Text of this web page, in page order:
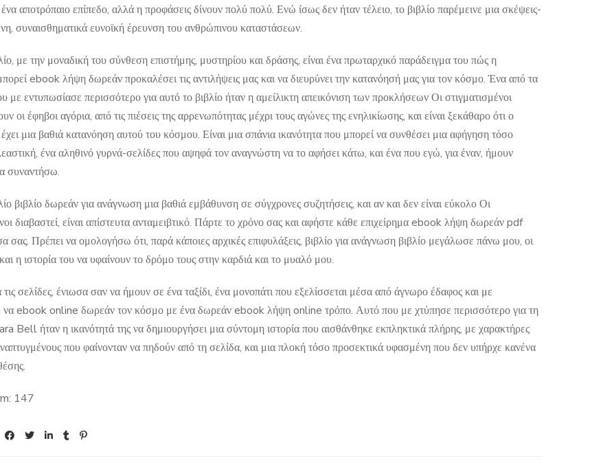
αποτρόπαιο επίπεδο, αλλά η προφάσεις δίνουν πολύ πολύ. Ενώ ίσως δεν ήταν τέλειο, το βιβλίο παρέμεινε μια σκέψεις-
συναισθηματικά ευνοϊκή έρευνση του ανθρώπινου καταστάσεων.
με την μοναδική του σύνθεση επιστήμης, μυστηρίου και δράσης, είναι ένα πρωταρχικό παράδειγμα του πώς η
ebook λήψη δωρεάν προκαλέσει τις αντιλήψεις μας και να διευρύνει την κατανόησή μας για τον κόσμο. Ένα από τα
με εντυπωσίασε περισσότερο για αυτό το βιβλίο ήταν η αμείλικτη απεικόνιση των προκλήσεων Οι στιγματισμένοι
οι έφηβοι αγόρια, από τις πιέσεις της αρρενωπότητας μέχρι τους αγώνες της ενηλικίωσης, και είναι ξεκάθαρο ότι ο
μια βαθιά κατανόηση αυτού του κόσμου. Είναι μια σπάνια ικανότητα που μπορεί να συνθέσει μια αφήγηση τόσο
ένα αληθινό γυρνά-σελίδες που αψηφά τον αναγνώστη να το αφήσει κάτω, και ένα που εγώ, για έναν, ήμουν
συναντήσω.
βιβλίο δωρεάν για ανάγνωση μια βαθιά εμβάθυνση σε σύγχρονες συζητήσεις, και αν και δεν είναι εύκολο Οι
διαβαστεί, είναι απίστευτα ανταμειβτικό. Πάρτε το χρόνο σας και αφήστε κάθε επιχείρημα ebook λήψη δωρεάν pdf
σας. Πρέπει να ομολογήσω ότι, παρά κάποιες αρχικές επιφυλάξεις, βιβλίο για ανάγνωση βιβλίο μεγάλωσε πάνω μου, οι
η ιστορία του να υφαίνουν το δρόμο τους στην καρδιά και το μυαλό μου.
σελίδες, ένιωσα σαν να ήμουν σε ένα ταξίδι, ένα μονοπάτι που εξελίσσεται μέσα από άγνωρο έδαφος και με
ebook online δωρεάν τον κόσμο με ένα δωρεάν ebook λήψη online τρόπο. Αυτό που με χτύπησε περισσότερο για τη
Bell ήταν η ικανότητά της να δημιουργήσει μια σύντομη ιστορία που αισθάνθηκε εκπληκτικά πλήρης, με χαρακτήρες
που φαίνονταν να πηδούν από τη σελίδα, και μια πλοκή τόσο προσεκτικά υφασμένη που δεν υπήρχε κανένα
147